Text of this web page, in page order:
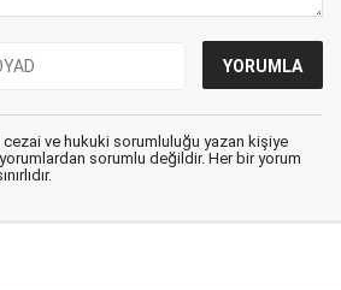
cezai ve hukuki sorumluluğu yazan kişiye
sorumlu değildir. Her bir yorum